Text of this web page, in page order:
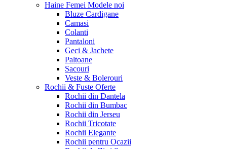
Haine Femei Modele noi
Bluze Cardigane
Camasi
Colanti
Pantaloni
Geci & Jachete
Paltoane
Sacouri
Veste & Bolerouri
Rochii & Fuste Oferte
Rochii din Dantela
Rochii din Bumbac
Rochii din Jerseu
Rochii Tricotate
Rochii Elegante
Rochii pentru Ocazii